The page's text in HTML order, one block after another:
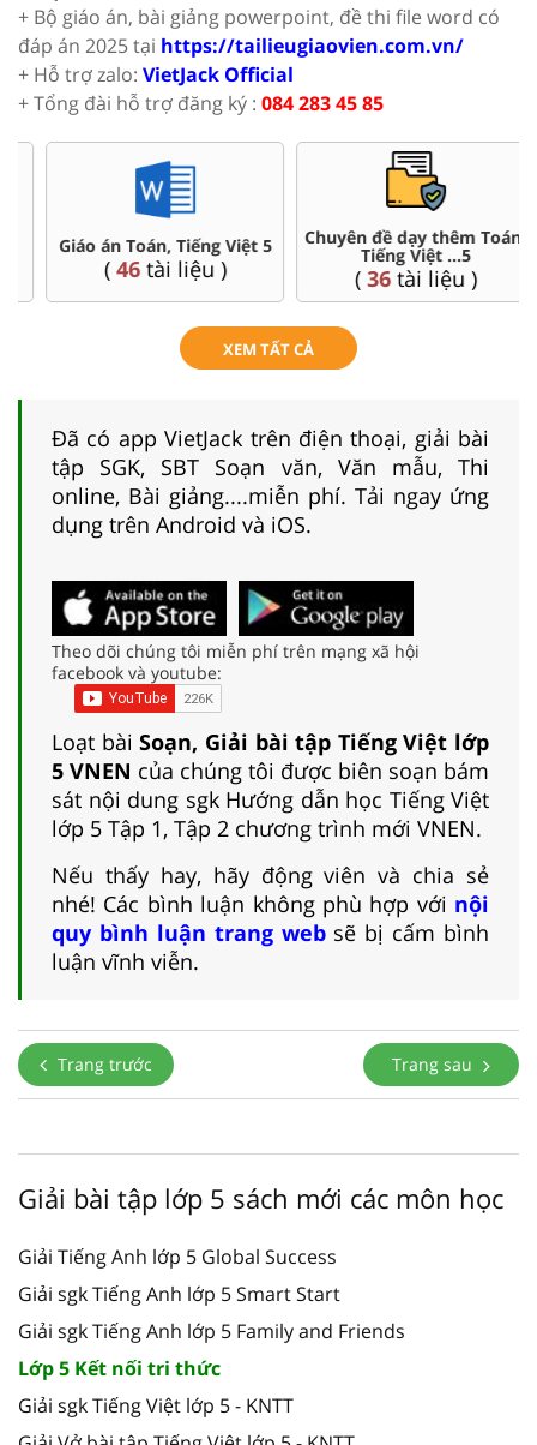
+ Bộ giáo án, bài giảng powerpoint, đề thi file word có
đáp án 2025 tại https://tailieugiaovien.com.vn/
+ Hỗ trợ zalo: VietJack Official
+ Tổng đài hỗ trợ đăng ký : 084 283 45 85
Chuyên đề dạy thêm Toán,
Tiếng Việt ...5
36 tài liệu )
Ôn thi vào 6 chuyên, CLC
4tài liệu )
XEM TẤT CẢ
Đã có app VietJack trên điện thoại, giải bài
tập SGK, SBT Soạn văn, Văn mẫu, Thi
online, Bài giảng....miễn phí. Tải ngay ứng
dụng trên Android và iOS.
Theo dõi chúng tôi miễn phí trên mạng xã hội
facebook và youtube:
Loạt bàiSoạn, Giải bài tập Tiếng Việt lớp
5 VNEN của chúng tôi được biên soạn bám
sát nội dung sgk Hướng dẫn học Tiếng Việt
lớp 5 Tập 1, Tập 2 chương trình mới VNEN.
Nếu thấy hay, hãy động viên và chia sẻ
nhé! Các bình luận không phù hợp với nội
quy bình luận trang websẽ bị cấm bình
luận vĩnh viễn.
Trang trước Trang sau
Giải bài tập lớp 5 sách mới các môn học
Giải Tiếng Anh lớp 5 Global Success
Giải sgk Tiếng Anh lớp 5 Smart Start
Giải sgk Tiếng Anh lớp 5 Family and Friends
Lớp 5 Kết nối tri thức
Giải sgk Tiếng Việt lớp 5 - KNTT